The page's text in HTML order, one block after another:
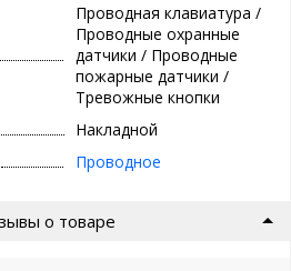
Проводная клавиатура /
Проводные охранные
датчики / Проводные
пожарные датчики /
Тревожные кнопки
Накладной
Проводное
о товаре